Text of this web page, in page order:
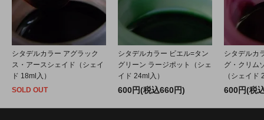
シタデルカラー アグラック
ス・アースシェイド（シェイ
ド 18ml入）
SOLD OUT
シタデルカラー ビエル=タン
グリーン ラージポット（シェ
イド 24ml入）
600円(税込660円)
シタデルカ
グ・クリム
（シェイド
600円(税